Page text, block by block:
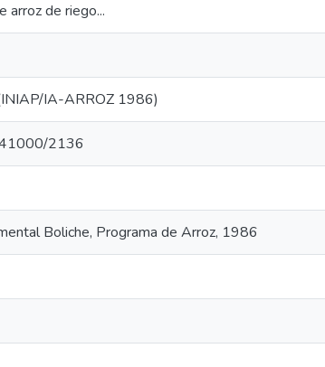
arroz de riego...
IA-ARROZ 1986)
41000/2136
Boliche, Programa de Arroz, 1986